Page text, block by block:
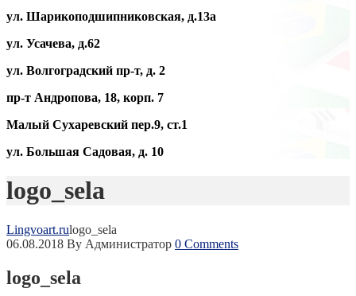
ул. Шарикоподшипниковская, д.13а
ул. Усачева, д.62
ул. Волгоградский пр-т, д. 2
пр-т Андропова, 18, корп. 7
Малый Сухаревский пер.9, ст.1
ул. Большая Садовая, д. 10
logo_sela
Lingvoart.rulogo_sela
06.08.2018 By Администратор 0 Comments
logo_sela